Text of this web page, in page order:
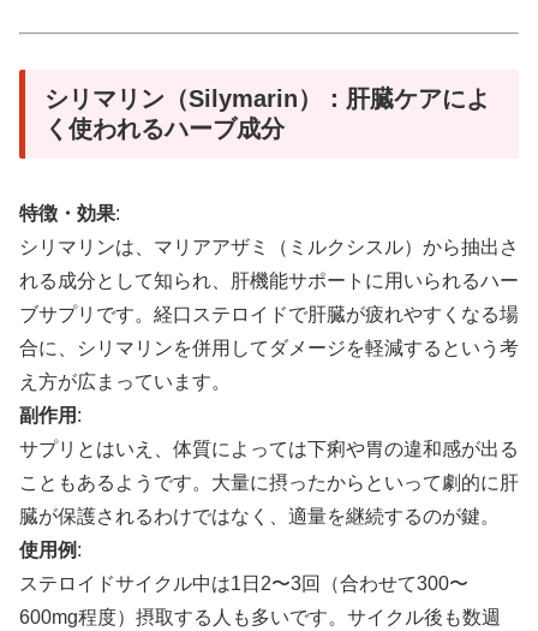
シリマリン（Silymarin）：肝臓ケアによ
く使われるハーブ成分
特徴・効果:
シリマリンは、マリアアザミ（ミルクシスル）から抽出さ
れる成分として知られ、肝機能サポートに用いられるハー
ブサプリです。経口ステロイドで肝臓が疲れやすくなる場
合に、シリマリンを併用してダメージを軽減するという考
え方が広まっています。
副作用 :
サプリとはいえ、体質によっては下痢や胃の違和感が出る
こともあるようです。大量に摂ったからといって劇的に肝
臓が保護されるわけではなく、適量を継続するのが鍵。
使用例 :
ステロイドサイクル中は1日2〜3回（合わせて300〜
600mg程度）摂取する人も多いです。サイクル後も数週